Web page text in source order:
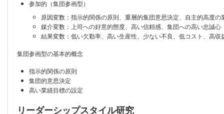
参加的（集団参画型）
原因変数：指示的関係の原則、重層的集団意思決定、自主的高度の
媒介変数：上司への好意的態度、高い信頼感、集団への高い忠誠心
結果変数：低い欠勤率、高い生産性、少ない不良、低コスト、高収
集団参画型の基本的概念
指示的関係の原則
集団的意思決定
高い業績目標の設定
リーダーシップスタイル研究